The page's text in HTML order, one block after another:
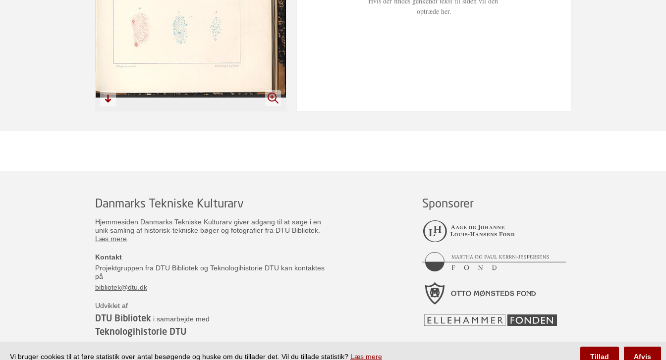
Danmarks Tekniske Kulturarv
Hjemmesiden Danmarks Tekniske Kulturarv giver adgang til at søge i en
unik samling af historisk-tekniske bøger og fotografier fra DTU Bibliotek.
Læs mere
Kontakt
Projektgruppen fra DTU Bibliotek og Teknologihistorie DTU kan kontaktes
på
bibliotek@dtu.dk
Udviklet af
DTU Bibliotek i samarbejde med
Teknologihistorie DTU
Sponsorer
Vi bruger cookies til at føre statistik over antal besøgende og huske om du tillader det. Vil du tillade statistik? Læs mere Tillad Afvis